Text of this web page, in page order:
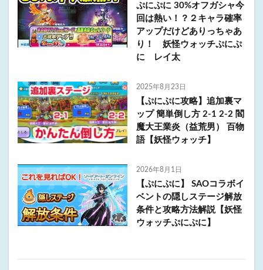
ぷにぷに 30%オフガシャ今
回は熱い！？２キャラ確率
アップだけどありっちゃあ
り！ 妖怪ウォッチぷにぷ
に レイ太
2025年8月23日
【ぷにぷに攻略】追加裏マ
ップ 簡単倒し方 2-1 2-2 閻
魔大王業炎（益荒男） 百物
語【妖怪ウォッチ】
2026年8月1日
【ぷにぷに】 SAOコラボイ
ベントの隠しステージ解放
条件と攻略方法解説【妖怪
ウォッチぷにぷに】